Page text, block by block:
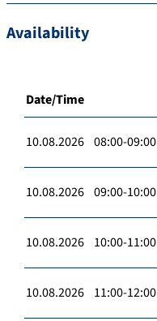
Availability
Date/Time
10.08.2026 08:00-09:00
10.08.2026 09:00-10:00
10.08.2026 10:00-11:00
10.08.2026 11:00-12:00